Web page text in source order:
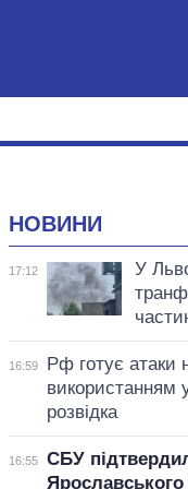
НОВИНИ
17:12
У
16:59
Рф готує атаки
використанням
розвідка
16:55
СБУ